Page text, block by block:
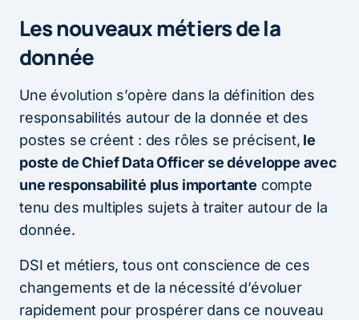
Les nouveaux métiers de la
donnée
Une évolution s’opère dans la définition des
responsabilités autour de la donnée et des
postes se créent : des rôles se précisent, le
poste de Chief Data Officer se développe avec
une responsabilité plus importante compte
tenu des multiples sujets à traiter autour de la
donnée.
DSI et métiers, tous ont conscience de ces
changements et de la nécessité d’évoluer
rapidement pour prospérer dans ce nouveau